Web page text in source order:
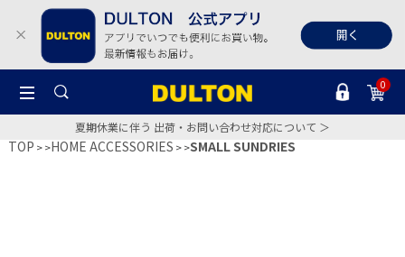
0
夏期休業に伴う 出荷・お問い合わせ対応について ＞
TOP >HOME ACCESSORIES >SMALL SUNDRIES